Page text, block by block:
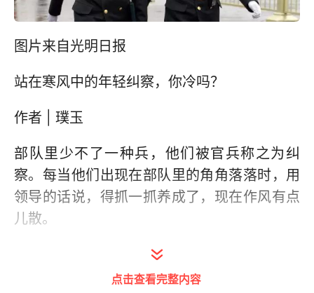
图片来自光明日报
站在寒风中的年轻纠察，你冷吗？
作者 | 璞玉
部队里少不了一种兵，他们被官兵称之为纠
察。每当他们出现在部队里的角角落落时，用
领导的话说，得抓一抓养成了，现在作风有点
儿散。
而纠察一般以年轻人居多，大部分都是新兵，
也有极少数几个上等兵，最多最多能有一个士
点击查看完整内容